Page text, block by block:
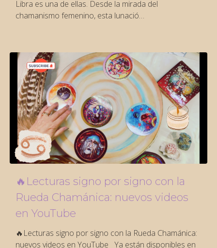
Libra es una de ellas. Desde la mirada del
chamanismo femenino, esta lunació…
🔥Lecturas signo por signo con la
Rueda Chamánica: nuevos videos
en YouTube
🔥Lecturas signo por signo con la Rueda Chamánica:
nuevos videos en YouTube Ya están disponibles en